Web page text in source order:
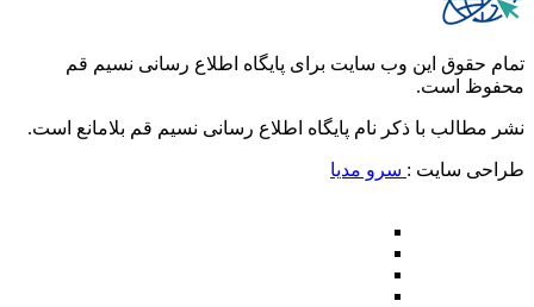
تمام حقوق این وب سایت برای پایگاه اطلاع رسانی نسیم قم
محفوظ است.
نشر مطالب با ذکر نام پایگاه اطلاع رسانی نسیم قم بلامانع است.
طراحی سایت : سرو مدیا